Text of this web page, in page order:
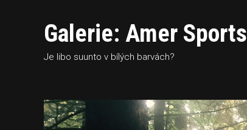
Galerie: Amer Sports
Je libo suunto v bílých barvách?